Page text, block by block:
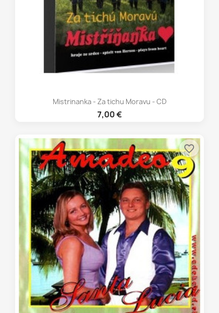
Mistrinanka - Za tichu Moravu - CD
7,00 €
favorite_border